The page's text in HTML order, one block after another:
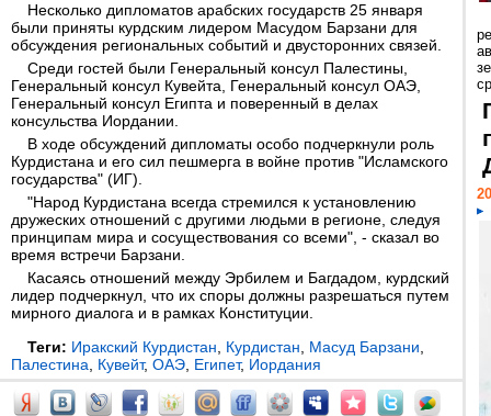
Несколько дипломатов арабских государств 25 января
были приняты курдским лидером Масудом Барзани для
обсуждения региональных событий и двусторонних связей.
Среди гостей были Генеральный консул Палестины,
Генеральный консул Кувейта, Генеральный консул ОАЭ,
Генеральный консул Египта и поверенный в делах
консульства Иордании.
В ходе обсуждений дипломаты особо подчеркнули роль
Курдистана и его сил пешмерга в войне против "Исламского
государства" (ИГ).
"Народ Курдистана всегда стремился к установлению
дружеских отношений с другими людьми в регионе, следуя
принципам мира и сосуществования со всеми", - сказал во
время встречи Барзани.
Касаясь отношений между Эрбилем и Багдадом, курдский
лидер подчеркнул, что их споры должны разрешаться путем
мирного диалога и в рамках Конституции.
Теги: Иракский Курдистан Курдистан Масуд Барзани
Палестина
Кувейт, ОАЭ Египет, Иордания